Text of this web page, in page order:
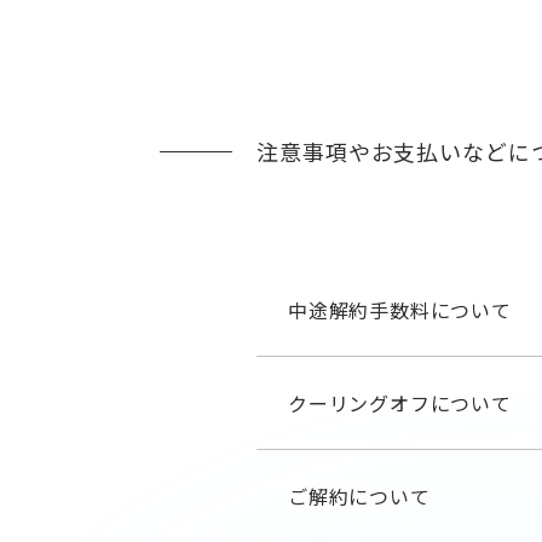
注意事項やお支払いなどに
中途解約手数料について
クーリングオフについて
ご解約について